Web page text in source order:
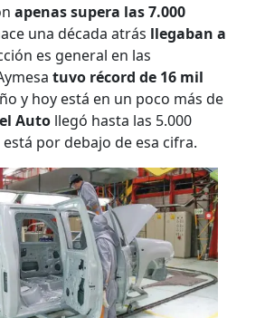
apenas supera las 7.000
una década atrás llegaban a
es general en las
tuvo récord de 16 mil
y hoy está en un poco más de
Auto llegó hasta las 5.000
por debajo de esa cifra.